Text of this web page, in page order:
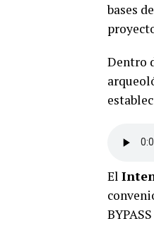
bases
Dentro
El